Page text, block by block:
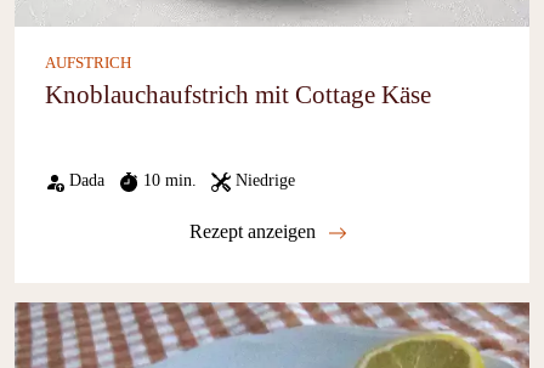
AUFSTRICH
Knoblauchaufstrich mit Cottage Käse
Dada 10 min. Niedrige
Rezept anzeigen